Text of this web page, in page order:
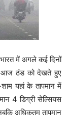
भारत में अगले कई दिनों
आज ठंड को देखते हुए
यहां के तापमान में
4 डिग्री सेल्सियस
अधिकतम तापमान